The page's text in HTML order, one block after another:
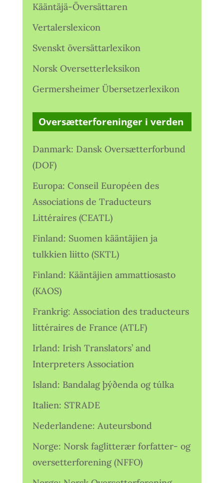
Kääntäjä-Översättaren
Vertalerslexicon
Svenskt översättarlexikon
Norsk Oversetterleksikon
Germersheimer Übersetzerlexikon
Oversætterforeninger i verden
Danmark: Dansk Oversætterforbund
(DOF)
Europa: Conseil Européen des
Associations de Traducteurs
Littéraires (CEATL)
Finland: Suomen kääntäjien ja
tulkkien liitto (SKTL)
Finland: Kääntäjien ammattiosasto
(KAOS)
Frankrig: Association des traducteurs
littéraires de France (ATLF)
Irland: Irish Translators’ and
Interpreters Association
Island: Bandalag þýðenda og túlka
Italien: STRADE
Nederlandene: Auteursbond
Norge: Norsk faglitterær forfatter- og
oversetterforening (NFFO)